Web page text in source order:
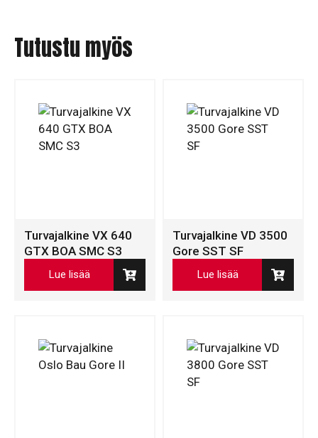
Tutustu myös
Turvajalkine VX 640
GTX BOA SMC S3
Lue lisää
Turvajalkine VD 3500
Gore SST SF
Lue lisää